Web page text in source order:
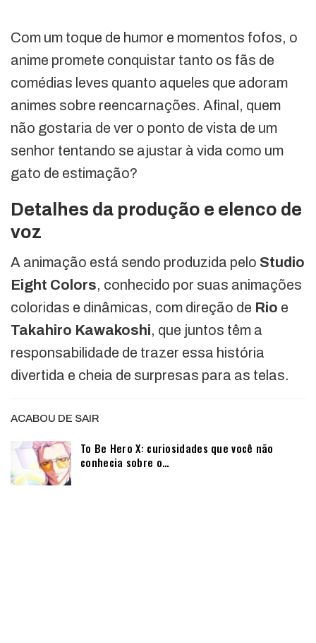
Com um toque de humor e momentos fofos, o
anime promete conquistar tanto os fãs de
comédias leves quanto aqueles que adoram
animes sobre reencarnações. Afinal, quem
não gostaria de ver o ponto de vista de um
senhor tentando se ajustar à vida como um
gato de estimação?
Detalhes da produção e elenco de
voz
A animação está sendo produzida pelo Studio
Eight Colors, conhecido por suas animações
coloridas e dinâmicas, com direção de Rio e
Takahiro Kawakoshi, que juntos têm a
responsabilidade de trazer essa história
divertida e cheia de surpresas para as telas.
ACABOU DE SAIR
To Be Hero X: curiosidades que você não
conhecia sobre o…